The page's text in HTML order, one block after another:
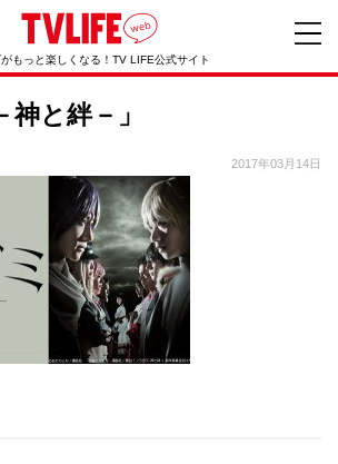
もっと楽しくなる！TV LIFE公式サイト
神と絆－」
2017年03月14日